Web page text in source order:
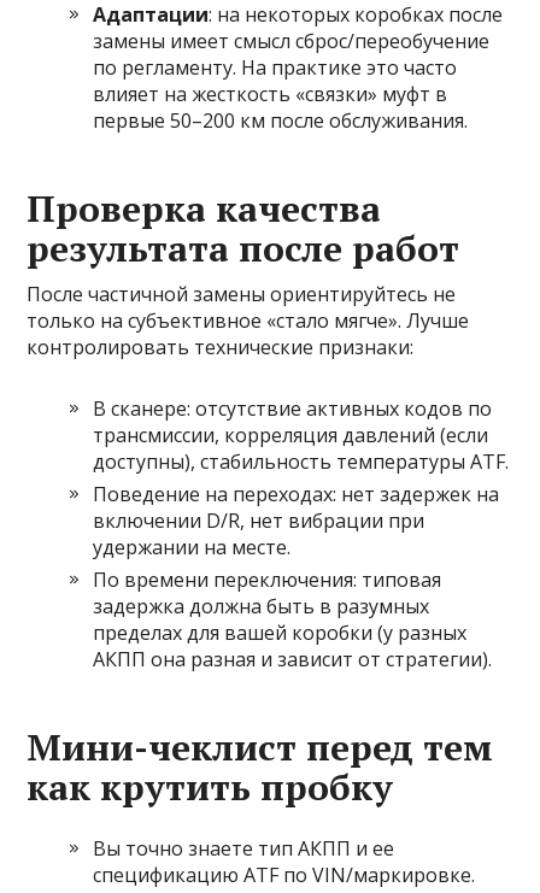
Адаптации: на некоторых коробках после
замены имеет смысл сброс/переобучение
по регламенту. На практике это часто
влияет на жесткость «связки» муфт в
первые 50–200 км после обслуживания.
Проверка качества
результата после работ
После частичной замены ориентируйтесь не
только на субъективное «стало мягче». Лучше
контролировать технические признаки:
В сканере: отсутствие активных кодов по
трансмиссии, корреляция давлений (если
доступны), стабильность температуры ATF.
Поведение на переходах: нет задержек на
включении D/R, нет вибрации при
удержании на месте.
По времени переключения: типовая
задержка должна быть в разумных
пределах для вашей коробки (у разных
АКПП она разная и зависит от стратегии).
Мини-чеклист перед тем
как крутить пробку
Вы точно знаете тип АКПП и ее
спецификацию ATF по VIN/маркировке.